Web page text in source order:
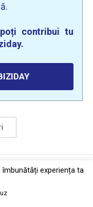
contribui tu
·Contact
experiența ta